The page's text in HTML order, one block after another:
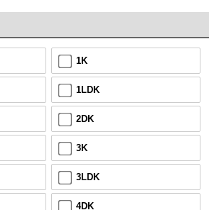
1K
1LDK
2DK
3K
3LDK
4DK